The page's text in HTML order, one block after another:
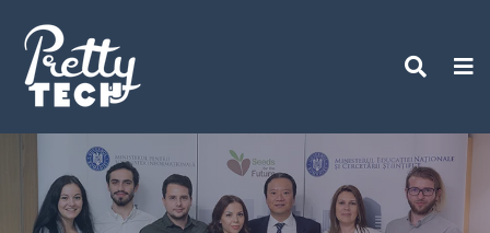
content